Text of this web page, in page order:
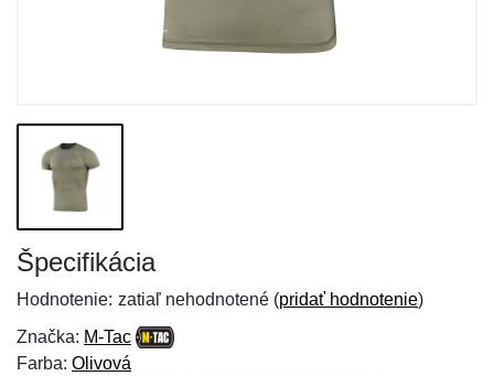
Špecifikácia
Hodnotenie: zatiaľ nehodnotené (pridať hodnotenie)
Značka: M-Tac
Farba: Olivová